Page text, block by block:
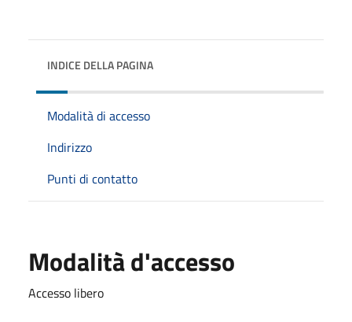
INDICE DELLA PAGINA
Modalità di accesso
Indirizzo
Punti di contatto
Modalità d'accesso
Accesso libero